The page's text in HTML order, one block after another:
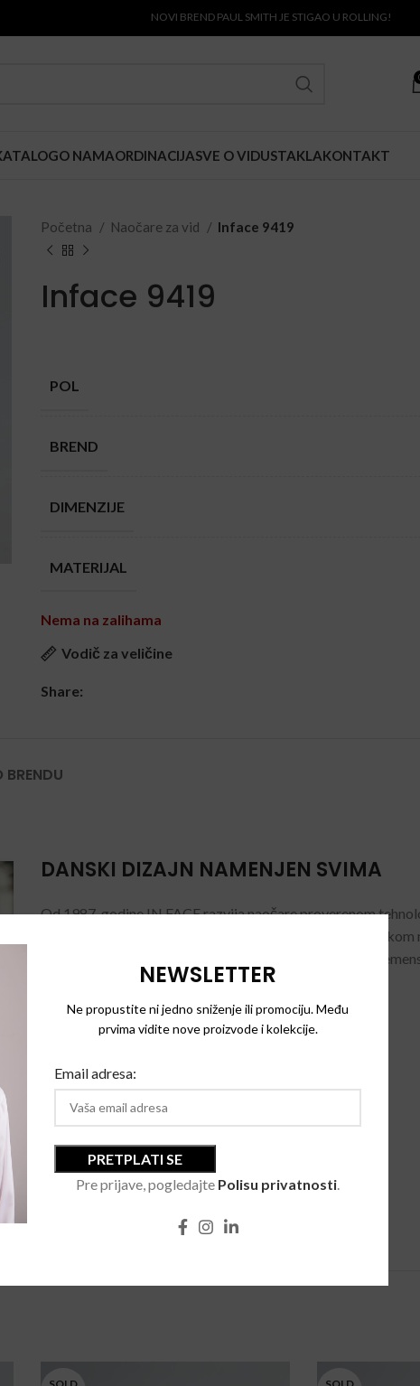
NEWSLETTER
Ne propustite ni jedno sniženje ili promociju. Među
prvima vidite nove proizvode i kolekcije.
Email adresa:
Pre prijave, pogledajte Polisu privatnosti
NOVI BREND PAUL SMITH JE STIGAO U ROLLING!
O NAMAORDINACIJASVE O VIDUSTAKLAKONTAKT
Početna Naočare za vid Inface 9419
Inface 9419
POL
BREND
DIMENZIJE
MATERIJAL
Nema na zalihama
Vodič za veličine
Share:
BRENDU
DANSKI DIZAJN NAMENJEN SVIMA
Od 1987. godine IN FACE razvija naočare proverenom
različite boje i oblike. Svaka kolekcija je inspirisana
estetikom, a udobnost i lakoća predstavljaju ključ
par naočara donosi.